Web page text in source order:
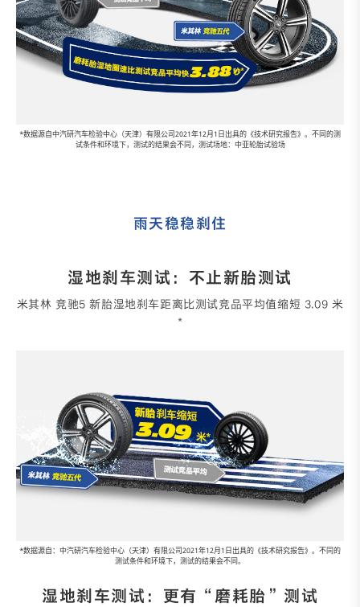
*数据源自中汽研汽车检验中心（天津）有限公司2021年12月1日出具的《技术研究报告》。不同的测
试条件和环境下，测试的结果会不同，测试场地：中亚轮胎试验场
雨天稳稳刹住
*数据源自：中汽研汽车检验中心（天津）有限公司2021年12月1日出具的《技术研究报告》。不同的
测试条件和环境下，测试的结果会不同。
湿地刹车测试：不止新胎测试
米其林 竞驰5 新胎湿地刹车距离比测试竞品平均值缩短 3.09 米
*
湿地刹车测试：更有“磨耗胎”测试